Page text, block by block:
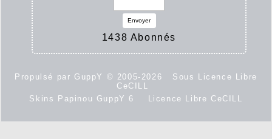
Envoyer
1438 Abonnés
Propulsé par GuppY © 2005-2026
Sous Licence Libre
CeCILL
Skins Papinou GuppY 6
Licence Libre CeCILL